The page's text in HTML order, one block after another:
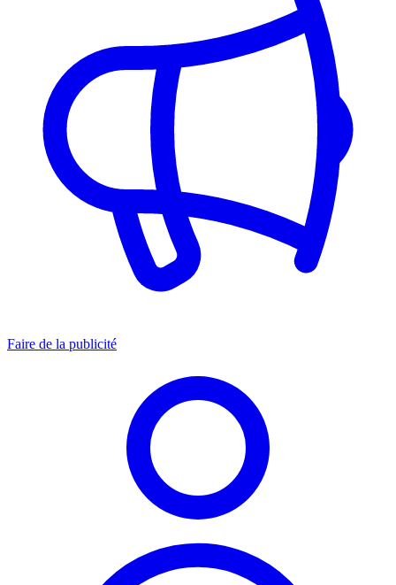
Faire de la publicité